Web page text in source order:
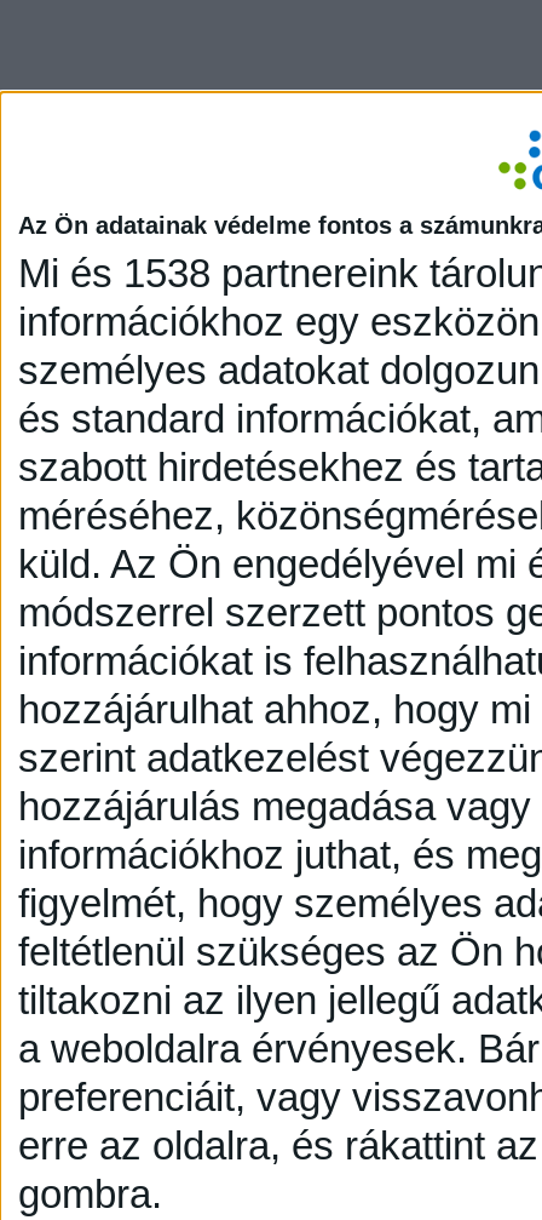
Az Ön adatainak védelme fontos a
Mi és 1538 partnereink
információkhoz egy
személyes adatokat
és standard információkat,
szabott hirdetésekhez és
méréséhez,
küld. Az Ön engedélyével mi
módszerrel szerzett pontos
információkat is
hozzájárulhat ahhoz, hogy
szerint adatkezelést
hozzájárulás megadása
információkhoz juthat, és
figyelmét, hogy személyes
feltétlenül szükséges az Ön
tiltakozni az ilyen jellegű
a weboldalra érvényesek.
preferenciáit, vagy
erre az oldalra, és rákattint
gombra.